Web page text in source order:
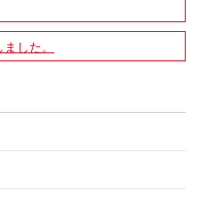
した。